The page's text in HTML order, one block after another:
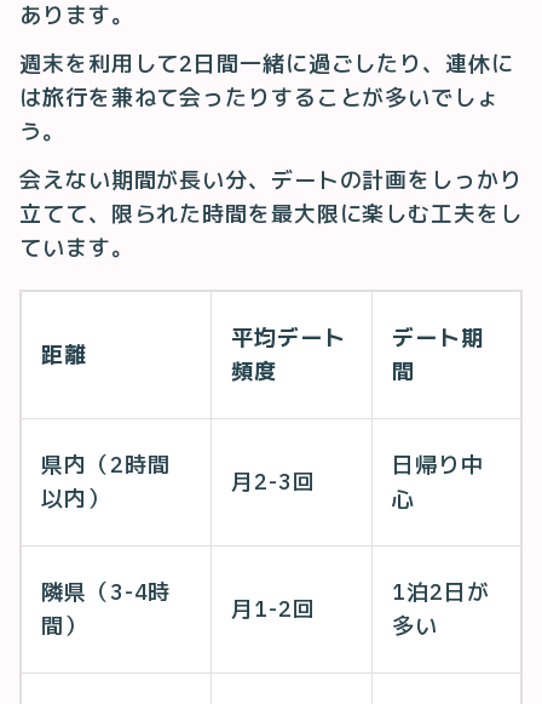
あります。
週末を利用して2日間一緒に過ごしたり、連休に
は旅行を兼ねて会ったりすることが多いでしょ
う。
会えない期間が長い分、デートの計画をしっかり
立てて、限られた時間を最大限に楽しむ工夫をし
ています。
距離
平均デート
頻度
デート期
間
県内（2時間
以内）
月2-3回
日帰り中
心
隣県（3-4時
間）
月1-2回
1泊2日が
多い